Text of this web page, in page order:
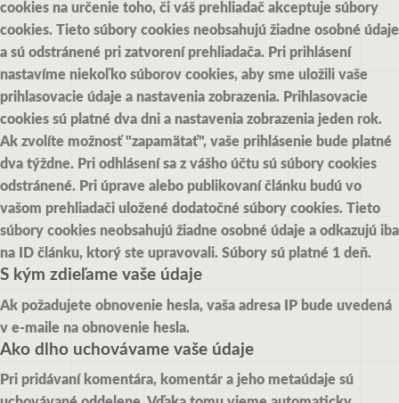
cookies na určenie toho, či váš prehliadač akceptuje súbory
cookies. Tieto súbory cookies neobsahujú žiadne osobné údaje
a sú odstránené pri zatvorení prehliadača. Pri prihlásení
nastavíme niekoľko súborov cookies, aby sme uložili vaše
prihlasovacie údaje a nastavenia zobrazenia. Prihlasovacie
cookies sú platné dva dni a nastavenia zobrazenia jeden rok.
Ak zvolíte možnosť "zapamätať", vaše prihlásenie bude platné
dva týždne. Pri odhlásení sa z vášho účtu sú súbory cookies
odstránené. Pri úprave alebo publikovaní článku budú vo
vašom prehliadači uložené dodatočné súbory cookies. Tieto
súbory cookies neobsahujú žiadne osobné údaje a odkazujú iba
na ID článku, ktorý ste upravovali. Súbory sú platné 1 deň.
S kým zdieľame vaše údaje
Ak požadujete obnovenie hesla, vaša adresa IP bude uvedená
v e-maile na obnovenie hesla.
Ako dlho uchovávame vaše údaje
Pri pridávaní komentára, komentár a jeho metaúdaje sú